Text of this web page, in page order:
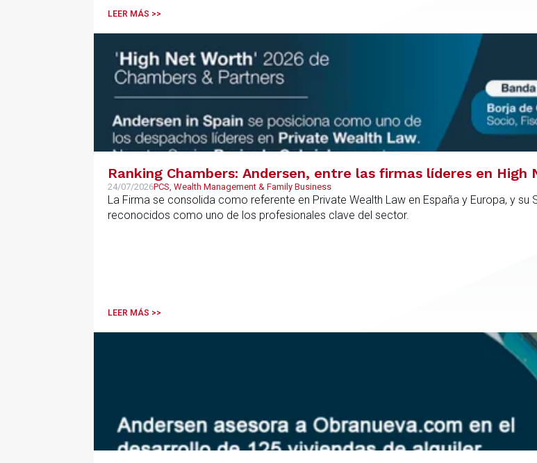
LEER MÁS >>
Ranking Chambers: Andersen, entre las firmas líderes en High
24/07/2026PCS, Wealth Management & Family Business
La Firma se consolida como referente en Private Wealth Law en España y Europa, y su
reconocidos como uno de los profesionales clave del sector.
LEER MÁS >>